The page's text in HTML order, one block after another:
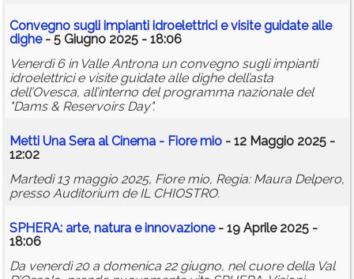
Convegno sugli impianti idroelettrici e visite guidate alle
dighe- 5 Giugno 2025 - 18:06
Venerdì 6 in Valle Antrona un convegno sugli impianti
idroelettrici e visite guidate alle dighe dell’asta
dell’Ovesca, all’interno del programma nazionale del
"Dams & Reservoirs Day".
Metti Una Sera al Cinema - Fiore mio - 12 Maggio 2025 -
12:02
Martedì 13 maggio 2025, Fiore mio, Regia: Maura Delpero,
presso Auditorium de IL CHIOSTRO.
SPHERA: arte, natura e innovazione- 19 Aprile 2025 -
18:06
Da venerdì 20 a domenica 22 giugno, nel cuore della Val